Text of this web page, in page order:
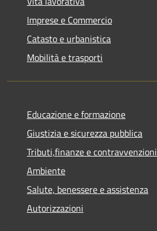
Imprese e Commercio
Catasto e urbanistica
Mobilità e trasporti
Educazione e formazione
Giustizia e sicurezza pubblica
Tributi,finanze e contravvenzioni
Ambiente
Salute, benessere e assistenza
Autorizzazioni